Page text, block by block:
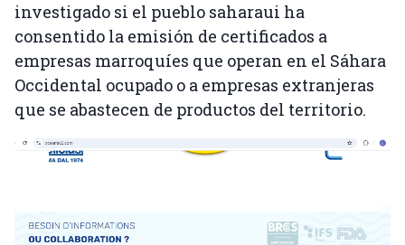
investigado si el pueblo saharaui ha
consentido la emisión de certificados a
empresas marroquíes que operan en el Sáhara
Occidental ocupado o a empresas extranjeras
que se abastecen de productos del territorio.